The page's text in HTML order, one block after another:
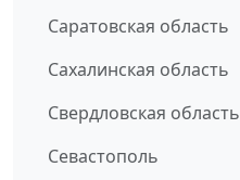
Саратовская область
Сахалинская область
Свердловская область
Севастополь